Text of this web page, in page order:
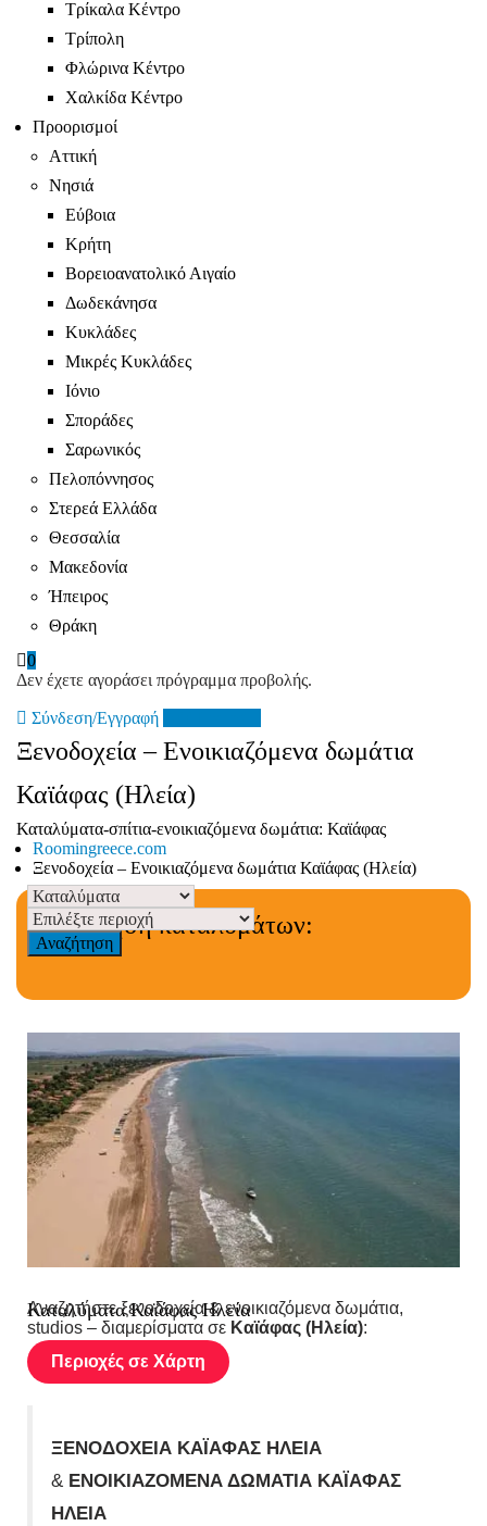
Τρίκαλα Κέντρο
Τρίπολη
Φλώρινα Κέντρο
Χαλκίδα Κέντρο
Προορισμοί
Αττική
Νησιά
Εύβοια
Κρήτη
Βορειοανατολικό Αιγαίο
Δωδεκάνησα
Κυκλάδες
Μικρές Κυκλάδες
Ιόνιο
Σποράδες
Σαρωνικός
Πελοπόννησος
Στερεά Ελλάδα
Θεσσαλία
Μακεδονία
Ήπειρος
Θράκη
0
Δεν έχετε αγοράσει πρόγραμμα προβολής.
Σύνδεση/Εγγραφή
Ξενοδοχεία – Ενοικιαζόμενα δωμάτια
Καϊάφας (Ηλεία)
Καταλύματα-σπίτια-ενοικιαζόμενα δωμάτια: Καϊάφας
Roomingreece.com
Ξενοδοχεία – Ενοικιαζόμενα δωμάτια Καϊάφας (Ηλεία)
Αναζήτηση καταλυμάτων:
Αναζήτηση
Καταλύματα Καϊάφας Ηλεία
Αναζητήστε ξενοδοχεία & ενοικιαζόμενα δωμάτια,
studios – διαμερίσματα σε Καϊάφας (Ηλεία):
Περιοχές σε Χάρτη
ΞΕΝΟΔΟΧΕΙΑ ΚΑΪΑΦΑΣ ΗΛΕΙΑ
& ΕΝΟΙΚΙΑΖΟΜΕΝΑ ΔΩΜΑΤΙΑ ΚΑΪΑΦΑΣ
ΗΛΕΙΑ